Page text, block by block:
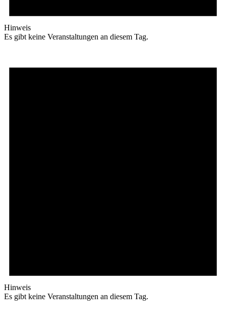
Hinweis
Es gibt keine Veranstaltungen an diesem Tag.
Hinweis
Es gibt keine Veranstaltungen an diesem Tag.